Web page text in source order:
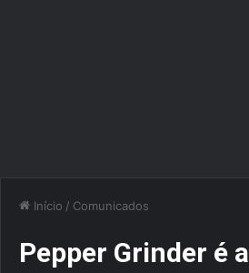
Início / Comunicados
Pepper Grinder é